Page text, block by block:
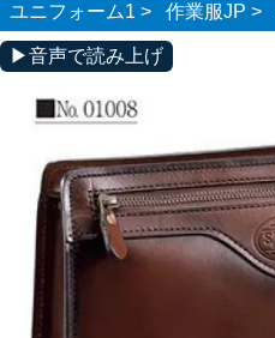
ユニフォーム1 > 作業服JP >
▶音声で読み上げ